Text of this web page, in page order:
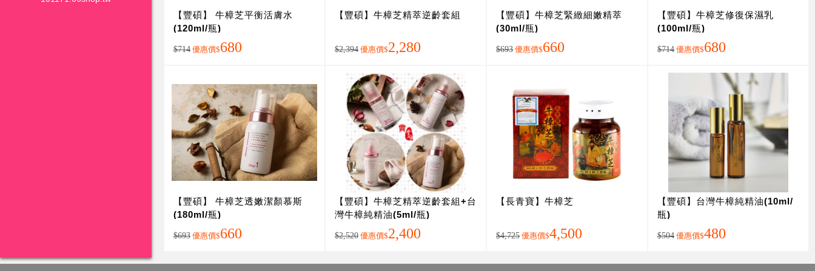
【豐碩】 牛樟芝平衡活膚水
(120ml/瓶)
$714 優惠價$680
【豐碩】牛樟芝精萃逆齡套組
$2,394 優惠價$2,280
【豐碩】牛樟芝緊緻細嫩精萃
(30ml/瓶)
$693 優惠價$660
【豐碩】牛樟芝修復保濕乳
(100ml/瓶)
$714 優惠價$680
【豐碩】 牛樟芝透嫩潔顏慕斯
(180ml/瓶)
$693 優惠價$660
【豐碩】牛樟芝精萃逆齡套組+台
灣牛樟純精油(5ml/瓶)
$2,520 優惠價$2,400
【長青寶】牛樟芝
$4,725 優惠價$4,500
【豐碩】台灣牛樟純精油(10ml/
瓶)
$504 優惠價$480